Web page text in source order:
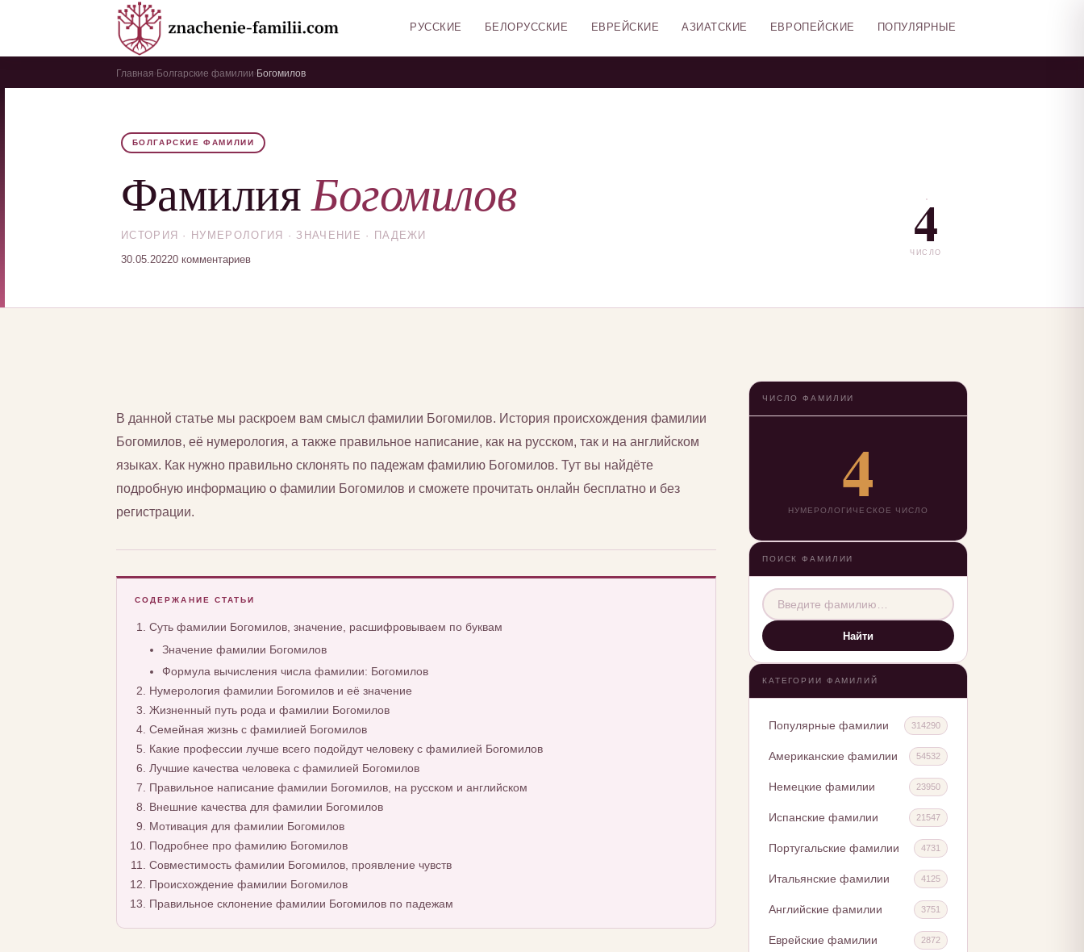
РУССКИЕ БЕЛОРУССКИЕ ЕВРЕЙСКИЕ АЗИАТСКИЕ ЕВРОПЕЙСКИЕ ПОПУЛЯРНЫЕ
Главная Болгарские фамилии Богомилов
БОЛГАРСКИЕ ФАМИЛИИ
ФамилияБогомилов
ИСТОРИЯ · НУМЕРОЛОГИЯ · ЗНАЧЕНИЕ · ПАДЕЖИ
30.05.20220 комментариев
4
ЧИСЛО
В данной статье мы раскроем вам смысл фамилии Богомилов. История происхождения фамилии
Богомилов, её нумерология, а также правильное написание, как на русском, так и на английском
языках. Как нужно правильно склонять по падежам фамилию Богомилов. Тут вы найдёте
подробную информацию о фамилии Богомилов и сможете прочитать онлайн бесплатно и без
регистрации.
СОДЕРЖАНИЕ СТАТЬИ
Суть фамилии Богомилов, значение, расшифровываем по буквам
Значение фамилии Богомилов
Формула вычисления числа фамилии: Богомилов
Нумерология фамилии Богомилов и её значение
Жизненный путь рода и фамилии Богомилов
Семейная жизнь с фамилией Богомилов
Какие профессии лучше всего подойдут человеку с фамилией Богомилов
Лучшие качества человека с фамилией Богомилов
Правильное написание фамилии Богомилов, на русском и английском
Внешние качества для фамилии Богомилов
Мотивация для фамилии Богомилов
Подробнее про фамилию Богомилов
Совместимость фамилии Богомилов, проявление чувств
Происхождение фамилии Богомилов
Правильное склонение фамилии Богомилов по падежам
ЧИСЛО ФАМИЛИИ
4
НУМЕРОЛОГИЧЕСКОЕ ЧИСЛО
ПОИСК ФАМИЛИИ
Найти
КАТЕГОРИИ ФАМИЛИЙ
Популярные фамилии 314290
Американские фамилии 54532
Немецкие фамилии 23950
Испанские фамилии 21547
Португальские фамилии 4731
Итальянские фамилии 4125
Английские фамилии 3751
Еврейские фамилии 2872